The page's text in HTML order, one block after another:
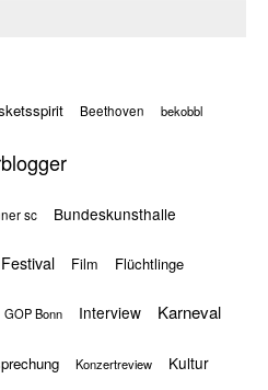
Beethoven bekobbl
sc Bundeskunsthalle
Festival Film Flüchtlinge
GOP Bonn Interview Karneval
Konzertreview Kultur